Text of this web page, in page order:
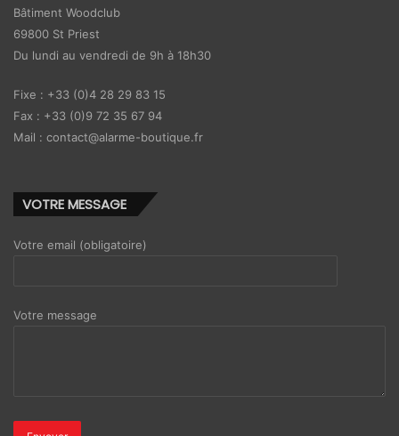
Bâtiment Woodclub
69800 St Priest
Du lundi au vendredi de 9h à 18h30
Fixe : +33 (0)4 28 29 83 15
Fax : +33 (0)9 72 35 67 94
Mail : contact@alarme-boutique.fr
VOTRE MESSAGE
Votre email (obligatoire)
Votre message